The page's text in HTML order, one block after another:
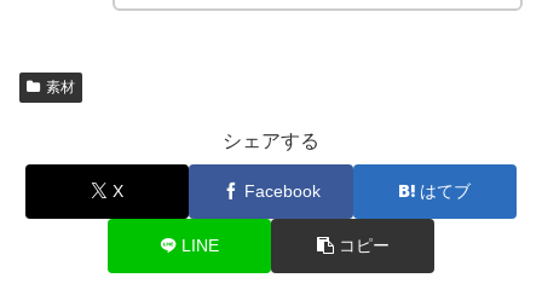
素材
シェアする
X Facebook はてブ
LINE コピー